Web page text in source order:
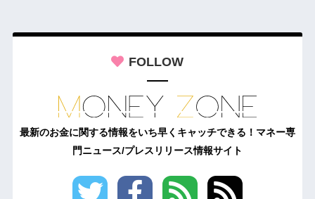
FOLLOW
最新のお金に関する情報をいち早くキャッチできる！マネー専
門ニュース/プレスリリース情報サイト